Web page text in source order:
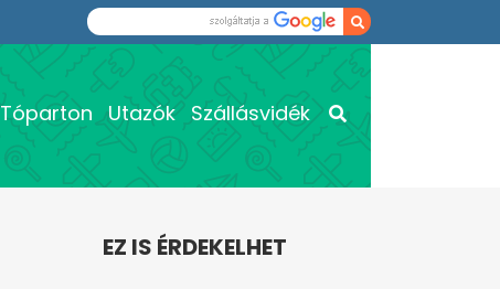
Tóparton Utazók Szállásvidék
EZ IS ÉRDEKELHET